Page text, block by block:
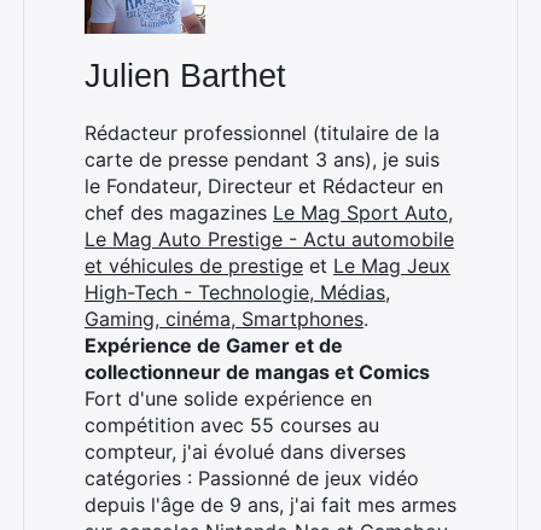
Julien Barthet
Rédacteur professionnel (titulaire de la
carte de presse pendant 3 ans), je suis
le Fondateur, Directeur et Rédacteur en
chef des magazines Le Mag Sport Auto,
Le Mag Auto Prestige - Actu automobile
et véhicules de prestige et Le Mag Jeux
High-Tech - Technologie, Médias,
Gaming, cinéma, Smartphones.
Expérience de Gamer et de
collectionneur de mangas et Comics
Fort d'une solide expérience en
compétition avec 55 courses au
compteur, j'ai évolué dans diverses
catégories : Passionné de jeux vidéo
depuis l'âge de 9 ans, j'ai fait mes armes